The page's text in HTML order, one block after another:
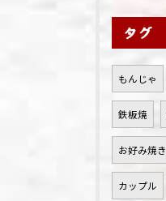
タグ
もんじゃ
鉄板焼
お好み焼き
カップル